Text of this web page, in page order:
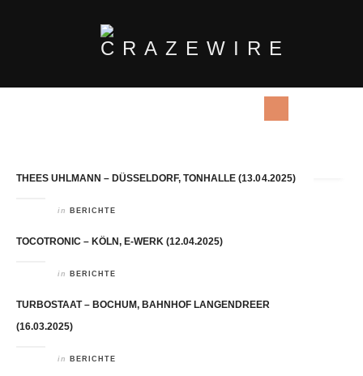
THEES UHLMANN – DÜSSELDORF, TONHALLE (13.04.2025)
in BERICHTE
TOCOTRONIC – KÖLN, E-WERK (12.04.2025)
in BERICHTE
TURBOSTAAT – BOCHUM, BAHNHOF LANGENDREER
(16.03.2025)
in BERICHTE